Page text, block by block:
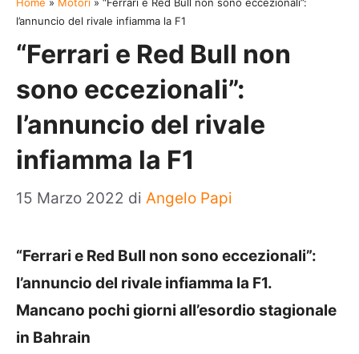
l’annuncio del rivale infiamma la F1
“Ferrari e Red Bull non
sono eccezionali”:
l’annuncio del rivale
infiamma la F1
15 Marzo 2022 di Angelo Papi
“Ferrari e Red Bull non sono eccezionali”:
l’annuncio del rivale infiamma la F1.
Mancano pochi giorni all’esordio stagionale
in Bahrain